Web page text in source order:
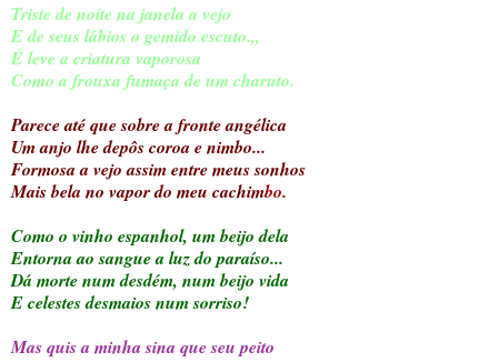
Triste de noite na janela a vejo
E de seus lábios o gemido escuto.,,
É leve a criatura vaporosa
Como a frouxa fumaça de um charuto.
Parece até que sobre a fronte angélica
Um anjo lhe depôs coroa e nimbo...
Formosa a vejo assim entre meus sonhos
Mais bela no vapor do meu cachimbo.
Como o vinho espanhol, um beijo dela
Entorna ao sangue a luz do paraíso...
Dá morte num desdém, num beijo vida
E celestes desmaios num sorriso!
Mas quis a minha sina que seu peito